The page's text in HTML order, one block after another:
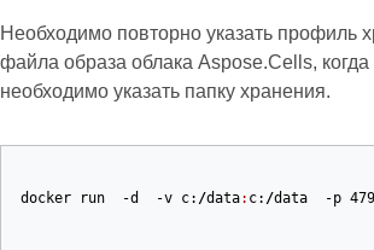
Необходимо повторно указать профиль
файла образа облака Aspose.Cells, когда
необходимо указать папку хранения.
docker run -d -v c: /data: c: /data -p